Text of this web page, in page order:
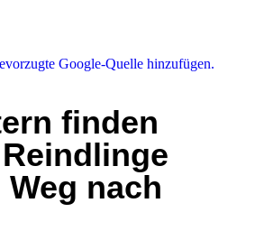
Google-Quelle hinzufügen.
finden
nach